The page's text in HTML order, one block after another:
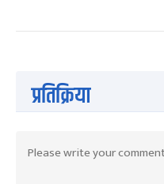
प्रतिक्रिया